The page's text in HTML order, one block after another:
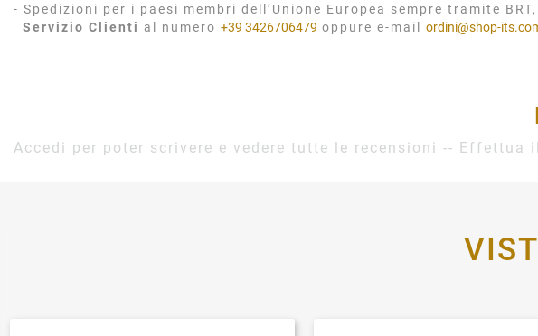
- Spedizioni per i paesi membri dell’Unione Europea sempre tramite
Servizio Clienti al numero +39 3426706479 oppure e-mail ordini@shop-
Accedi per poter scrivere e vedere tutte le recensioni -- Effettua il